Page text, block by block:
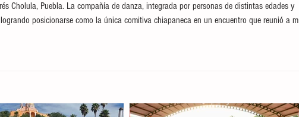
Cholula, Puebla. La compañía de danza, integrada por personas de distintas edades y
posicionarse como la única comitiva chiapaneca en un encuentro que reunió a m